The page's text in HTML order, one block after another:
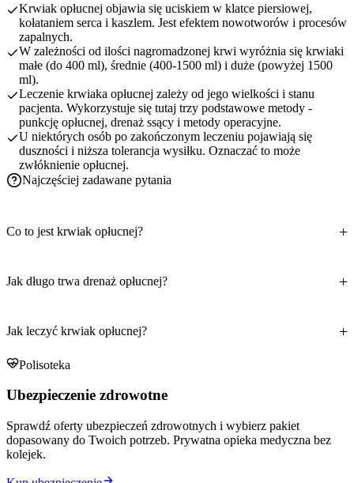
Krwiak opłucnej objawia się uciskiem w klatce piersiowej,
kołataniem serca i kaszlem. Jest efektem nowotworów i procesów
zapalnych.
W zależności od ilości nagromadzonej krwi wyróżnia się krwiaki
małe (do 400 ml), średnie (400-1500 ml) i duże (powyżej 1500
ml).
Leczenie krwiaka opłucnej zależy od jego wielkości i stanu
pacjenta. Wykorzystuje się tutaj trzy podstawowe metody -
punkcję opłucnej, drenaż ssący i metody operacyjne.
U niektórych osób po zakończonym leczeniu pojawiają się
duszności i niższa tolerancja wysiłku. Oznaczać to może
zwłóknienie opłucnej.
Najczęściej zadawane pytania
Co to jest krwiak opłucnej?
Jak długo trwa drenaż opłucnej?
Jak leczyć krwiak opłucnej?
Polisoteka
Ubezpieczenie zdrowotne
Sprawdź oferty ubezpieczeń zdrowotnych i wybierz pakiet
dopasowany do Twoich potrzeb. Prywatna opieka medyczna bez
kolejek.